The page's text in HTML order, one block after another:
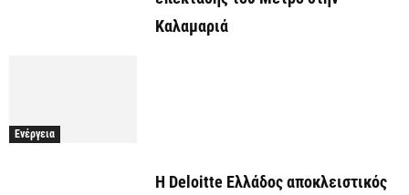
Καλαμαριά
Ενέργεια
Η Deloitte Ελλάδος αποκλειστικός